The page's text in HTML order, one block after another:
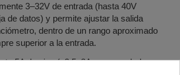
3–32V de entrada (hasta 40V
de datos) y permite ajustar la salida
dentro de un rango aproximado
superior a la entrada.
5A de pico (≈2,5–3A recomendados en